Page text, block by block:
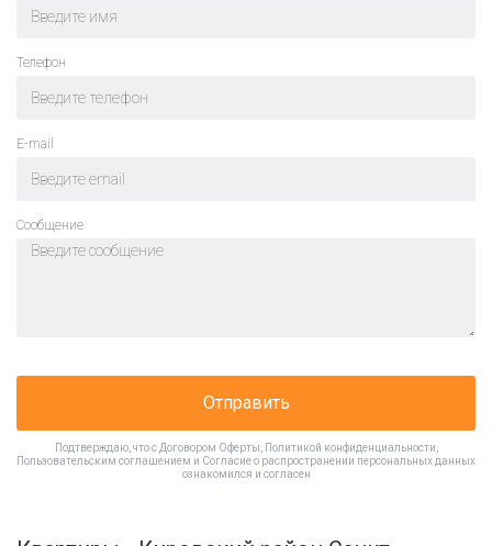
Телефон
E-mail
Cообщение
Отправить
Подтверждаю, что с Договором Оферты Политикой конфиденциальности
Пользовательским соглашением и Согласие о распространении персональных данных
ознакомился и согласен